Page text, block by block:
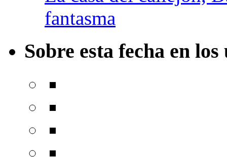
fantasma
Sobre esta fecha en